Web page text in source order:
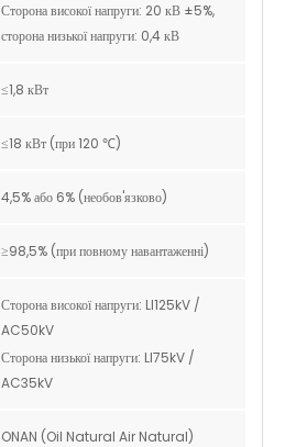
Сторона високої напруги: 20 кВ ±5%,
сторона низької напруги: 0,4 кВ
≤1,8 кВт
≤18 кВт (при 120 ℃)
4,5% або 6% (необов'язково)
≥98,5% (при повному навантаженні)
Сторона високої напруги: LI125kV /
AC50kV
Сторона низької напруги: LI75kV /
AC35kV
ONAN (Oil Natural Air Natural)